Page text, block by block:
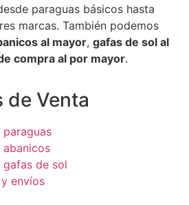
paraguas básicos hasta
marcas. También podemos
al mayor, gafas de sol al
compra al por mayor.
de Venta
abanicos
de sol
envíos